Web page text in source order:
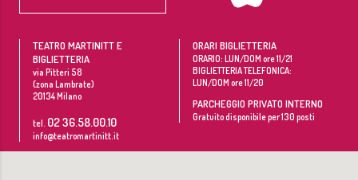
TEATRO MARTINITT E
BIGLIETTERIA
via Pitteri 58
(zona Lambrate)
20134Milano
tel. 02 36.58.00.10
info@teatromartinitt.it
ORARI BIGLIETTERIA
ORARIO: LUN/DOM ore 11/21
BIGLIETTERIA TELEFONICA:
LUN/DOM ore 11/20
PARCHEGGIO PRIVATO INTERNO
Gratuito disponibile per 130 posti